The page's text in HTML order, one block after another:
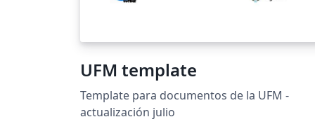
UFM template
Template para documentos de la UFM -
actualización julio